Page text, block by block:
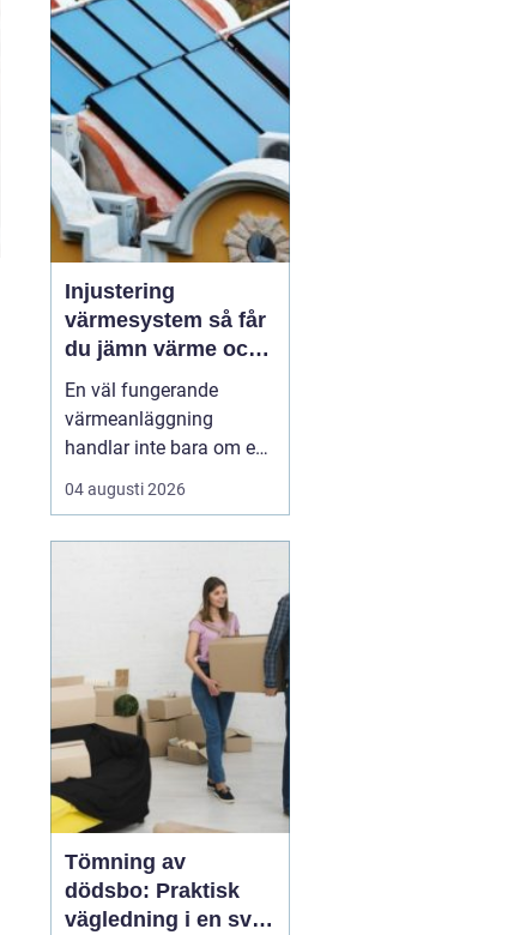
klimatet och det
avlägsna läget innebära
utmaningar när det
kommer till vatten- och
värmeförsörjning,
augusti 2026
Injustering
värmesystem så får
du jämn värme och
lägre energikostnad
En väl fungerande
värmeanläggning
handlar inte bara om en
modern panna eller
värmepump. Utan rätt
försvinner en stor del av
effekten på vägen.
Många fastighetsägare
märker det som kalla
hörn, överhettad...
04 augusti 2026
Tömning av
dödsbo: Praktisk
vägledning i en svår